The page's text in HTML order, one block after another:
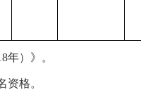
）》。
资格。